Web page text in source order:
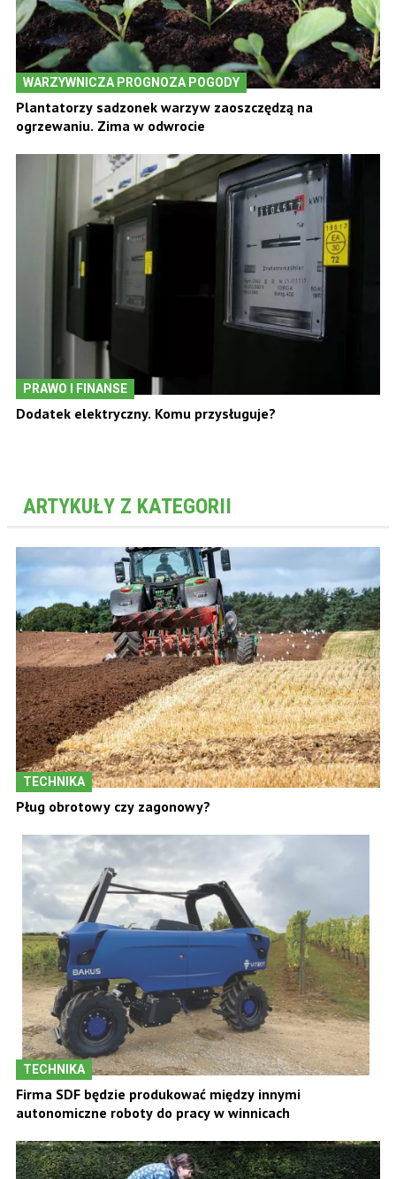
WARZYWNICZA PROGNOZA POGODY
Plantatorzy sadzonek warzyw zaoszczędzą na
ogrzewaniu. Zima w odwrocie
PRAWO I FINANSE
Dodatek elektryczny. Komu przysługuje?
ARTYKUŁY Z KATEGORII
TECHNIKA
Pług obrotowy czy zagonowy?
TECHNIKA
Firma SDF będzie produkować między innymi
autonomiczne roboty do pracy w winnicach